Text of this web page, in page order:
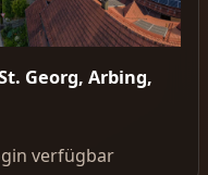
Georg, Arbing,
verfügbar